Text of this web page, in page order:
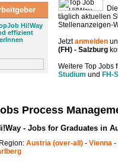
Hi!Way
effizient
täglich aktuellen
Stellenanzeigen-
Jetztanmelden
(FH) - Salzburg
Weitere Top Jobs
Studium und FH-
Process
- Jobs for Graduates in
Austria (over-all) - Vienna -